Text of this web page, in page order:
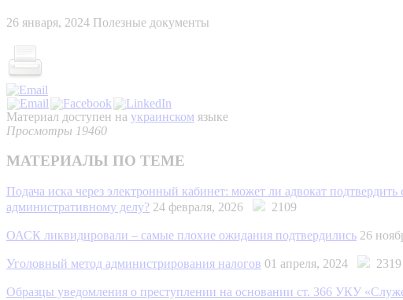
26 января, 2024 Полезные документы
Материал доступен на украинском языке
Просмотры 19460
МАТЕРИАЛЫ ПО ТЕМЕ
Подача иска через электронный кабинет: может ли адвокат
административному делу? 24 февраля, 2026 2109
ОАСК ликвидировали – самые плохие ожидания подтвердились 26
Уголовный метод администрирования налогов 01 апреля, 2024 2319
Образцы уведомления о преступлении на основании ст. 366 УКУ